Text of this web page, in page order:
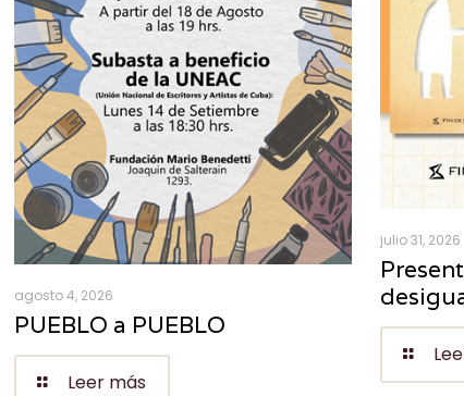
agosto 4, 2026
PUEBLO a PUEBLO
Leer más
julio 31, 2026